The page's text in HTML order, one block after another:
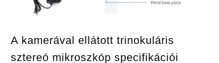
A kamerával ellátott trinokuláris
sztereó mikroszkóp specifikációi